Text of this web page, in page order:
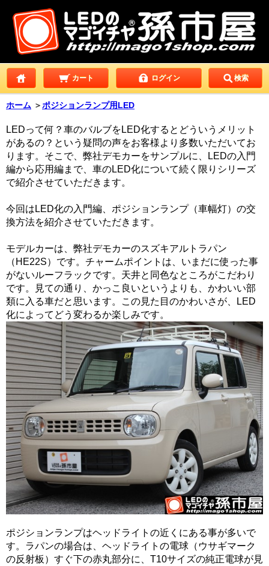
カート ログイン 検索
ホーム ＞ポジションランプ用LED
LEDって何？車のバルブをLED化するとどういうメリット
があるの？という疑問の声をお客様より多数いただいてお
ります。そこで、弊社デモカーをサンプルに、LEDの入門
編から応用編まで、車のLED化について続く限りシリーズ
で紹介させていただきます。
今回はLED化の入門編、ポジションランプ（車幅灯）の交
換方法を紹介させていただきます。
モデルカーは、弊社デモカーのスズキアルトラパン
（HE22S）です。チャームポイントは、いまだに使った事
がないルーフラックです。天井と同色なところがこだわり
です。見ての通り、かっこ良いというよりも、かわいい部
類に入る車だと思います。この見た目のかわいさが、LED
化によってどう変わるか楽しみです。
ポジションランプはヘッドライトの近くにある事が多いで
す。ラパンの場合は、ヘッドライトの電球（ウサギマーク
の反射板）すぐ下の赤丸部分に、T10サイズの純正電球が見